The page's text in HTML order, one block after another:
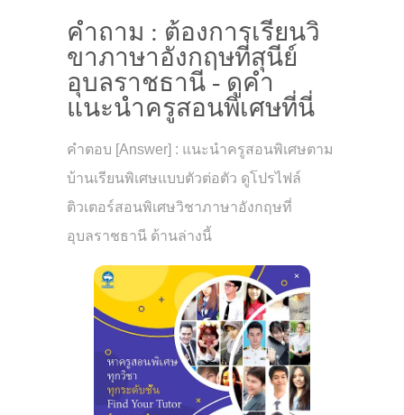
คำถาม : ต้องการเรียนวิ
ขาภาษาอังกฤษที่สุนีย์
อุบลราชธานี - ดูคำ
แนะนำครูสอนพิเศษที่นี่
คำตอบ [Answer] : แนะนำครูสอนพิเศษตาม
บ้านเรียนพิเศษแบบตัวต่อตัว ดูโปรไฟล์
ติวเตอร์สอนพิเศษวิชาภาษาอังกฤษที่
อุบลราชธานี ด้านล่างนี้